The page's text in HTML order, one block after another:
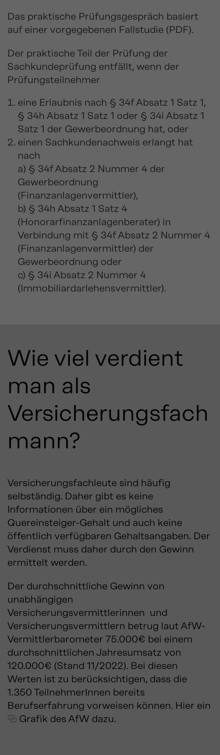
Das praktische Prüfungsgespräch basiert
auf einer vorgegebenen Fallstudie (PDF).
Der praktische Teil der Prüfung der
Sachkundeprüfung entfällt, wenn der
Prüfungsteilnehmer
eine Erlaubnis nach § 34f Absatz 1 Satz 1,
§ 34h Absatz 1 Satz 1 oder § 34i Absatz 1
Satz 1 der Gewerbeordnung hat, oder
einen Sachkundenachweis erlangt hat
nach
a) § 34f Absatz 2 Nummer 4 der
Gewerbeordnung
(Finanzanlagenvermittler),
b) § 34h Absatz 1 Satz 4
(Honorarfinanzanlagenberater) in
Verbindung mit § 34f Absatz 2 Nummer 4
(Finanzanlagenvermittler) der
Gewerbeordnung oder
c) § 34i Absatz 2 Nummer 4
(Immobiliardarlehensvermittler).
Wie viel verdient
man als
Versicherungsfach
mann?
Versicherungsfachleute sind häufig
selbständig. Daher gibt es keine
Informationen über ein mögliches
Quereinsteiger-Gehalt und auch keine
öffentlich verfügbaren Gehaltsangaben. Der
Verdienst muss daher durch den Gewinn
ermittelt werden.
Der durchschnittliche Gewinn von
unabhängigen
Versicherungsvermittlerinnen und
Versicherungsvermittlern betrug laut AfW-
Vermittlerbarometer 75.000€ bei einem
durchschnittlichen Jahresumsatz von
120.000€ (Stand 11/2022). Bei diesen
Werten ist zu berücksichtigen, dass die
1.350 TeilnehmerInnen bereits
Berufserfahrung vorweisen können. Hier ein
Grafik des AfW dazu.